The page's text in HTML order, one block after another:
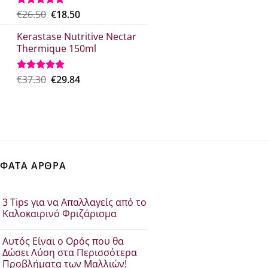
Βαθμολογήθηκε
από 5
€26.50 Original
was:
€26.50.
€18.50Η
τιμή
είναι:
Kerastase Nutritive Nectar
Thermique 150ml
Βαθμολογήθηκε
€37.30 Original
€29.84Η
ΑΡΘΡΑ
3 Tips για να Απαλλαγείς από το
Καλοκαιρινό Φριζάρισμα
σχόλια
στο
3
Tips
Αυτός Είναι ο Ορός που θα
Δώσει Λύση στα Περισσότερα
Προβλήματα των Μαλλιών!